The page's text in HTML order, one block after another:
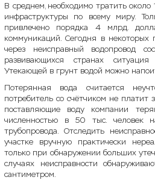
В среднем, необходимо тратить
инфраструктуры по всему миру.
привлечено порядка 4 млрд.
коммуникаций. Сегодня в некоторых
через неисправный водопровод
развивающихся странах
Утекающей в грунт водой можно
Потерянная вода считается
потребитель со счётчиком не платит
поставляющие воду компании
численностью в 50 тыс. человек
трубопровода. Отследить
участке вручную практически
только при обнаружении больших
случаях неисправности
сантиметром.